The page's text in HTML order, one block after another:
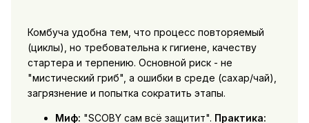
Комбуча удобна тем, что процесс повторяемый
(циклы), но требовательна к гигиене, качеству
стартера и терпению. Основной риск - не
"мистический гриб", а ошибки в среде (сахар/чай),
загрязнение и попытка сократить этапы.
Миф: "SCOBY сам всё защитит". Практика: